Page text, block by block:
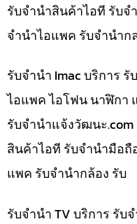
รับจำนำสินค้าไอที รับ
จำนำไอแพค รับจำนำก
รับจำนำ Imac บริการ
ไอแพค ไอโฟน นาฬิกา
รับจํานําแจ้งวัฒนะ.com
สินค้าไอที รับจำนำมือถื
แพค รับจำนำกล้อง รับ
รับจำนำ TV บริการ รั